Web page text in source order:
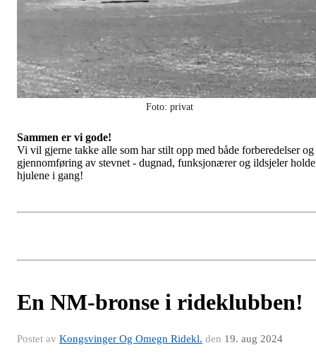
Foto: privat
Sammen er vi gode!
Vi vil gjerne takke alle som har stilt opp med både forberedelser og
gjennomføring av stevnet - dugnad, funksjonærer og ildsjeler
hjulene i gang!
En NM-bronse i rideklubben!
Postet av Kongsvinger Og Omegn Ridekl. den 19. aug 2024